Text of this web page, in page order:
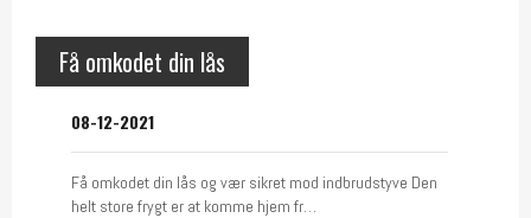
Få omkodet din lås
08-12-2021
Få omkodet din lås og vær sikret mod indbrudstyve Den
helt store frygt er at komme hjem fr…